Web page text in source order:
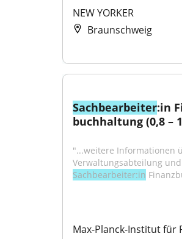
NEW YORKER
Braunschweig
Sachbearbeiter:in
buchhaltung (0,8 –
"...weitere Informationen
Sachbearbeiter:in
Max-Planck-Institut für